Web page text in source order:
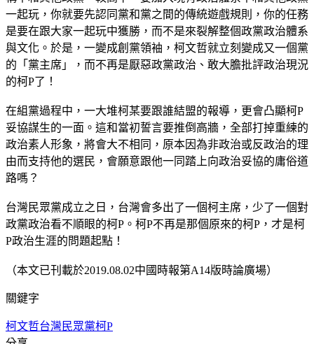
一起玩，你就要先認同黨和黨之間的傳統遊戲規則，你的任務
是要在跟大家一起玩中獲勝，而不是來裂解整個政黨政治體系
與文化。於是，一變成創黨領袖，柯文哲就立刻變成又一個黨
的「黨主席」，而不再是厭惡政黨政治、敢大膽批評政治現況
的柯P了！
在組黨過程中，一大堆柯某要跟誰結盟的報導，更會凸顯柯P
妥協謀生的一面。這和當初誓言要推倒高牆，全部打掉重練的
政治素人形象，將會大不相同，原本因為非政治或反政治的理
由而支持他的選民，會願意跟他一同踏上向政治妥協的庸俗道
路嗎？
台灣民眾黨成立之日，台灣會多出了一個柯主席，少了一個對
政黨政治看不順眼的柯P。柯P不再是那個原來的柯P，才是柯
P政治生涯的問題起點！
（本文已刊載於2019.08.02中國時報第A14版時論廣場）
關鍵字
柯文哲台灣民眾黨柯P